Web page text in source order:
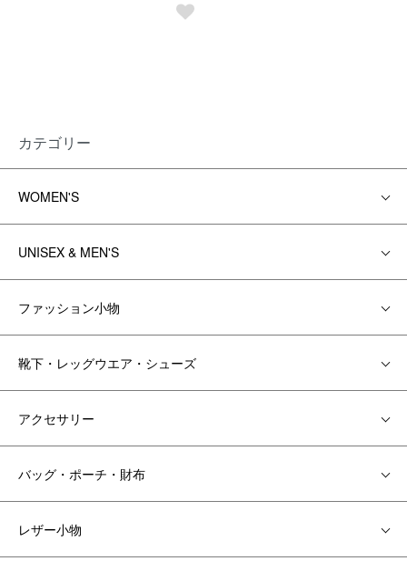
カテゴリー
WOMEN'S
UNISEX & MEN'S
ファッション小物
靴下・レッグウエア・シューズ
アクセサリー
バッグ・ポーチ・財布
レザー小物